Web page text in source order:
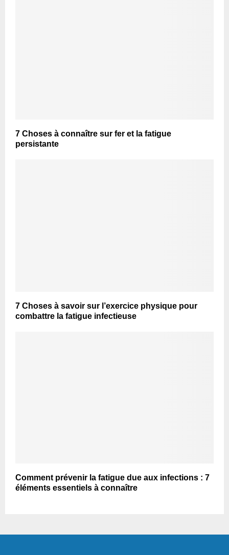
7 Choses à connaître sur fer et la fatigue
persistante
7 Choses à savoir sur l’exercice physique pour
combattre la fatigue infectieuse
Comment prévenir la fatigue due aux infections : 7
éléments essentiels à connaître